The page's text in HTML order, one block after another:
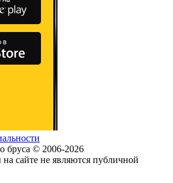
бруса © 2006-2026
сайте не являются публичной